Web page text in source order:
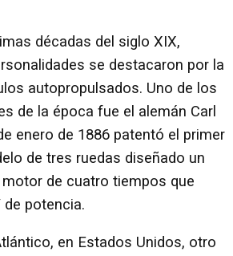
décadas del siglo XIX,
se destacaron por la
autopropulsados. Uno de los
de la época fue el alemán Carl
enero de 1886 patentó el primer
de tres ruedas diseñado un
de cuatro tiempos que
de potencia.
en Estados Unidos, otro